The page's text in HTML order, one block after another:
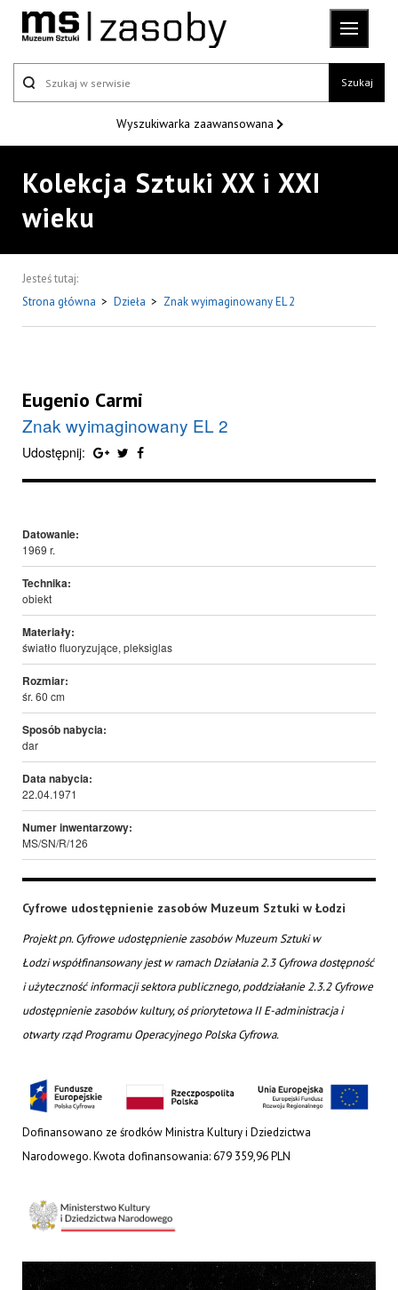
Szukaj
Wyszukiwarka zaawansowana
Kolekcja Sztuki XX i XXI
wieku
Jesteś tutaj:
Strona główna > Dzieła > Znak wyimaginowany EL 2
Eugenio Carmi
Znak wyimaginowany EL 2
Udostępnij:
Datowanie:
1969 r.
Technika:
obiekt
Materiały:
światło fluoryzujące, pleksiglas
Rozmiar:
śr. 60 cm
Sposób nabycia:
dar
Data nabycia:
22.04.1971
Numer inwentarzowy:
MS/SN/R/126
Cyfrowe udostępnienie zasobów Muzeum Sztuki w Łodzi
Projekt pn. Cyfrowe udostępnienie zasobów Muzeum Sztuki w
Łodzi współfinansowany jest w ramach Działania 2.3 Cyfrowa dostępność
i użyteczność informacji sektora publicznego, poddziałanie 2.3.2 Cyfrowe
udostępnienie zasobów kultury, oś priorytetowa II E-administracja i
otwarty rząd Programu Operacyjnego Polska Cyfrowa.
Dofinansowano ze środków Ministra Kultury i Dziedzictwa
Narodowego. Kwota dofinansowania: 679 359,96 PLN